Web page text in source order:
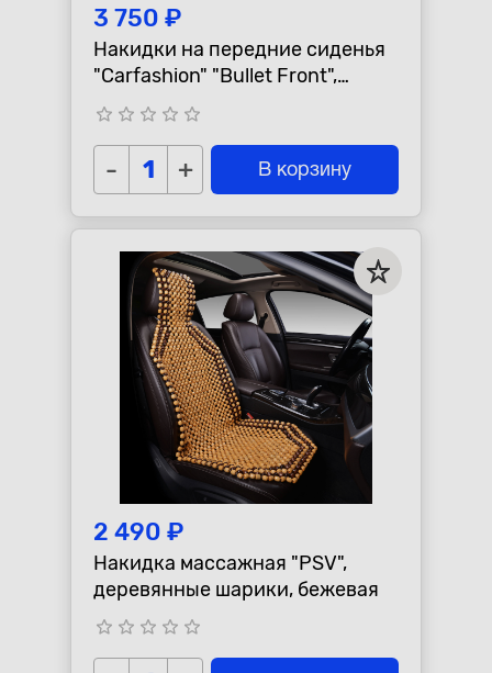
3 750 ₽
Накидки на передние сиденья
"Carfashion" "Bullet Front",
коричневые
star_border star_border star_border star_border star_border
- + В корзину
2 490 ₽
Накидка массажная "PSV",
деревянные шарики, бежевая
star_border star_border star_border star_border star_border